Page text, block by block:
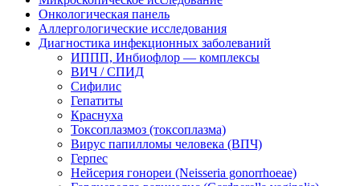
Онкологическая панель
Аллергологические исследования
Диагностика инфекционных заболеваний
ИППП, Инбиофлор — комплексы
ВИЧ / СПИД
Сифилис
Гепатиты
Краснуха
Токсоплазмоз (токсоплазма)
Вирус папилломы человека (ВПЧ)
Герпес
Нейсерия гонореи (Neisseria gonorrhoeae)